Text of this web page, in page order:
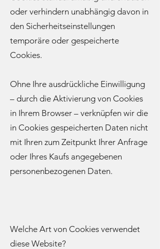
oder verhindern unabhängig davon in
den Sicherheitseinstellungen
temporäre oder gespeicherte
Cookies.
Ohne Ihre ausdrückliche Einwilligung
– durch die Aktivierung von Cookies
in Ihrem Browser – verknüpfen wir die
in Cookies gespeicherten Daten nicht
mit Ihren zum Zeitpunkt Ihrer Anfrage
oder Ihres Kaufs angegebenen
personenbezogenen Daten.
Welche Art von Cookies verwendet
diese Website?